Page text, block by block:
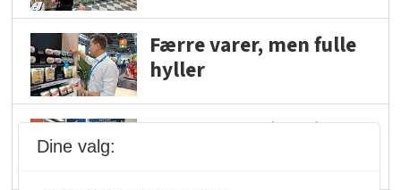
Færre varer, men fulle
hyller
KI lager mat i butikken
Dine valg: